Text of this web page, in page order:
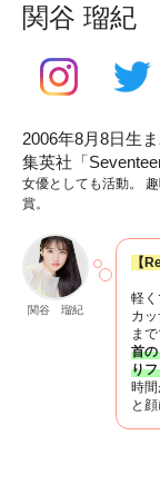
関谷 瑠紀
2006年8月8日生
集英社「
女優としても活動。
賞。
関谷 瑠紀
【
軽く
カ
ま
首
り
時
と